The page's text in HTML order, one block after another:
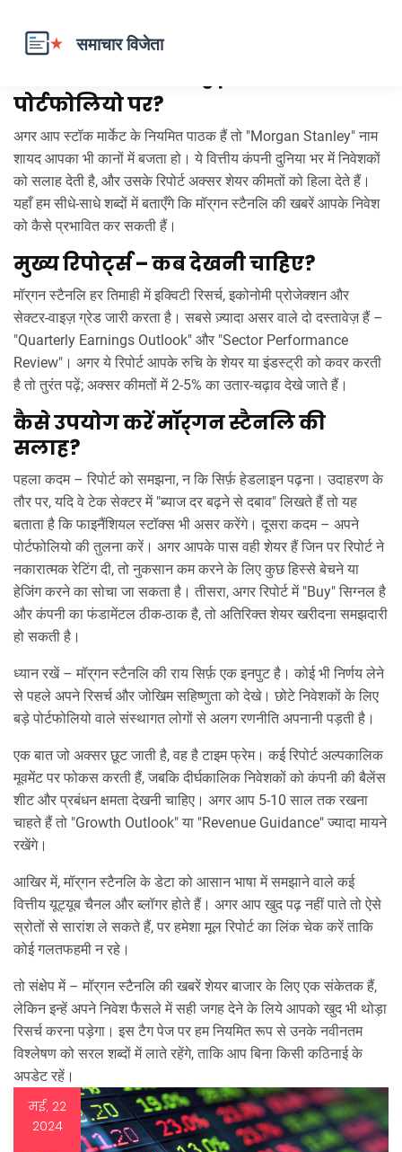
मॉर्गन स्टैनलि – क्या है इसका असर आपके
पोर्टफोलियो पर?
अगर आप स्टॉक मार्केट के नियमित पाठक हैं तो "Morgan Stanley" नाम
शायद आपका भी कानों में बजता हो। ये वित्तीय कंपनी दुनिया भर में निवेशकों
को सलाह देती है, और उसके रिपोर्ट अक्सर शेयर कीमतों को हिला देते हैं।
यहाँ हम सीधे‑साधे शब्दों में बताएँगे कि मॉर्​गन स्टैनलि की खबरें आपके निवेश
को कैसे प्रभावित कर सकती हैं।
मुख्य रिपोर्ट्स – कब देखनी चाहिए?
मॉर्​गन स्टैनलि हर तिमाही में इक्विटी रिसर्च, इकोनोमी प्रोजेक्शन और
सेक्टर‑वाइज़ ग्रेड जारी करता है। सबसे ज़्यादा असर वाले दो दस्तावेज़ हैं –
"Quarterly Earnings Outlook" और "Sector Performance
Review"। अगर ये रिपोर्ट आपके रुचि के शेयर या इंडस्ट्री को कवर करती
है तो तुरंत पढ़ें; अक्सर कीमतों में 2‑5% का उतार-चढ़ाव देखे जाते हैं।
कैसे उपयोग करें मॉर्​गन स्टैनलि की
सलाह?
पहला कदम – रिपोर्ट को समझना, न कि सिर्फ़ हेडलाइन पढ़ना। उदाहरण के
तौर पर, यदि वे टेक सेक्टर में "ब्याज दर बढ़ने से दबाव" लिखते हैं तो यह
बताता है कि फाइनैंशियल स्टॉक्स भी असर करेंगे। दूसरा कदम – अपने
पोर्टफोलियो की तुलना करें। अगर आपके पास वही शेयर हैं जिन पर रिपोर्ट ने
नकारात्मक रेटिंग दी, तो नुकसान कम करने के लिए कुछ हिस्से बेचने या
हेजिंग करने का सोचा जा सकता है। तीसरा, अगर रिपोर्ट में "Buy" सिग्नल है
और कंपनी का फंडामेंटल ठीक‑ठाक है, तो अतिरिक्त शेयर खरीदना समझदारी
हो सकती है।
ध्यान रखें – मॉर्​गन स्टैनलि की राय सिर्फ़ एक इनपुट है। कोई भी निर्णय लेने
से पहले अपने रिसर्च और जोखिम सहिष्णुता को देखे। छोटे निवेशकों के लिए
बड़े पोर्टफोलियो वाले संस्थागत लोगों से अलग रणनीति अपनानी पड़ती है।
एक बात जो अक्सर छूट जाती है, वह है टाइम फ्रेम। कई रिपोर्ट अल्पकालिक
मूवमेंट पर फोकस करती हैं, जबकि दीर्घकालिक निवेशकों को कंपनी की बैलेंस
शीट और प्रबंधन क्षमता देखनी चाहिए। अगर आप 5‑10 साल तक रखना
चाहते हैं तो "Growth Outlook" या "Revenue Guidance" ज्यादा मायने
रखेंगे।
आखिर में, मॉर्​गन स्टैनलि के डेटा को आसान भाषा में समझाने वाले कई
वित्तीय यूट्यूब चैनल और ब्लॉगर होते हैं। अगर आप खुद पढ़ नहीं पाते तो ऐसे
स्रोतों से सारांश ले सकते हैं, पर हमेशा मूल रिपोर्ट का लिंक चेक करें ताकि
कोई गलतफहमी न रहे।
तो संक्षेप में – मॉर्​गन स्टैनलि की खबरें शेयर बाजार के लिए एक संकेतक हैं,
लेकिन इन्हें अपने निवेश फैसले में सही जगह देने के लिये आपको खुद भी थोड़ा
रिसर्च करना पड़ेगा। इस टैग पेज पर हम नियमित रूप से उनके नवीनतम
विश्लेषण को सरल शब्दों में लाते रहेंगे, ताकि आप बिना किसी कठिनाई के
अपडेट रहें।
मई, 22
2024